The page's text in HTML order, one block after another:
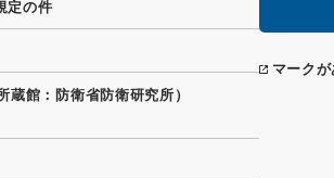
マーク
定の件
館：防衛省防衛研究所）